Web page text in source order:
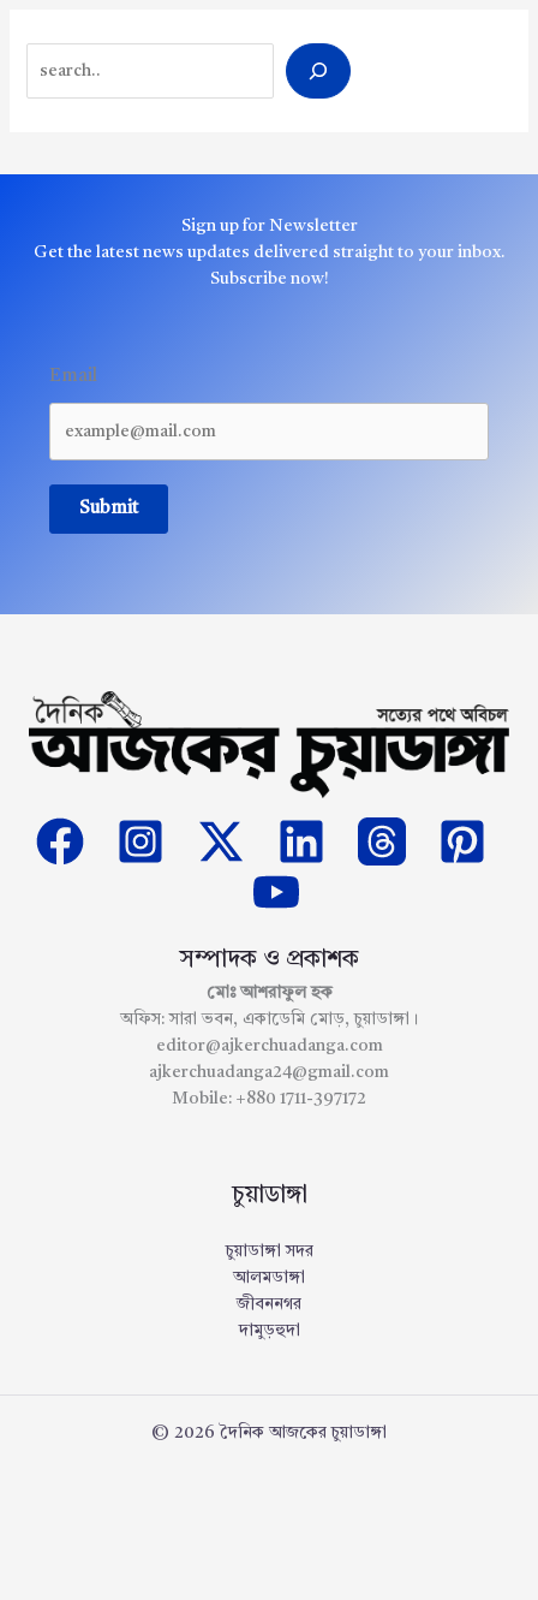
Sign up for Newsletter
Get the latest news updates delivered straight to your inbox.
Subscribe now!
Email
Submit
সম্পাদক ও প্রকাশক
মোঃ আশরাফুল হক
অফিস: সারা ভবন, একাডেমি মোড়, চুয়াডাঙ্গা।
editor@ajkerchuadanga.com
ajkerchuadanga24@gmail.com
Mobile: +880 1711-397172
চুয়াডাঙ্গা
চুয়াডাঙ্গা সদর
আলমডাঙ্গা
জীবননগর
দামুড়হুদা
© 2026 দৈনিক আজকের চুয়াডাঙ্গা